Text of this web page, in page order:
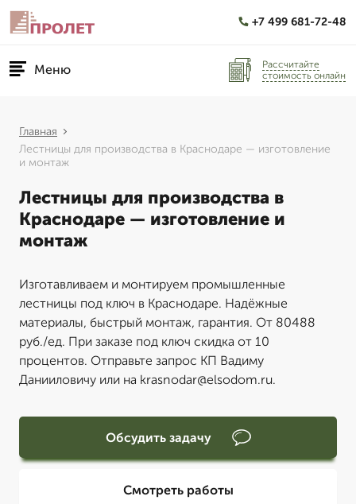
+7 499 681-72-48
Меню
Рассчитайте
стоимость онлайн
Главная
Лестницы для производства в Краснодаре — изготовление
и монтаж
Лестницы для производства в
Краснодаре — изготовление и
монтаж
Изготавливаем и монтируем промышленные
лестницы под ключ в Краснодаре. Надёжные
материалы, быстрый монтаж, гарантия. От 80488
руб./ед. При заказе под ключ скидка от 10
процентов. Отправьте запрос КП Вадиму
Данииловичу или на krasnodar@elsodom.ru.
Обсудить задачу
Смотреть работы